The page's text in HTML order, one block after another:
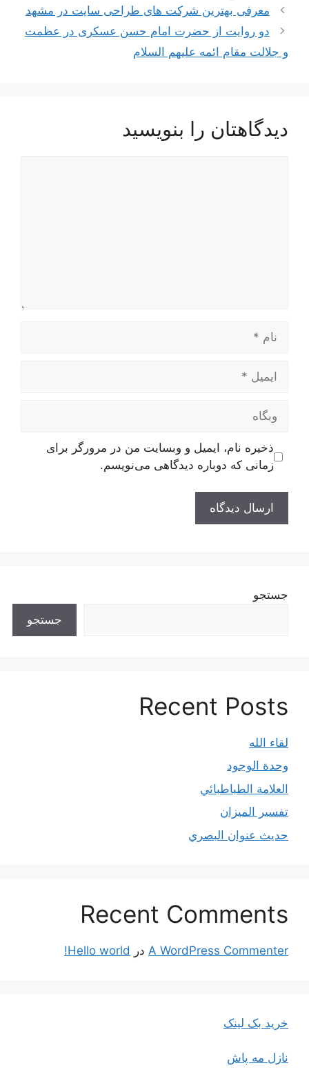
ناوبری
نوشته‌ها
معرفی بهترین شرکت های طراحی سایت در مشهد
دو روایت از حضرت امام حسن عسکری در عظمت
و جلالت مقام ائمه علیهم السلام
دیدگاهتان را بنویسید
ایمیل
وبگاه
ذخیره نام، ایمیل و وبسایت من در مرورگر برای
زمانی که دوباره دیدگاهی می‌نویسم.
جستجو
جستجو
Recent Posts
لقاء الله
وحدة الوجود
العلامة الطباطبائي
تفسير الميزان
حديث عنوان البصري
Recent Comments
A WordPress Commenter در Hello world!
خرید بک لینک
نازل مه پاش